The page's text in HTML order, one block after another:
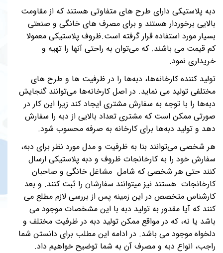
دبه پلاستیکی دارای طرح های متفاوتی هستند که از مقاومت
بالایی برخوردار هستند و برای مصرف های خانگی و صنعتی
بسیار مورد استفاده قرار گرفته است.ظروف پلاستیکی معمولا
کم قیمت می باشند. که می‌توان به راحتی آنها را تهیه و
خریداری نمود.
تولید کننده کارخانه‌ها، دبه‌ها را در ظرفیت ها و طرح های
مختلفی تولید می نماید. در اصل کارخانه‌ها می‌توانند گنجایش
دبه‌ها را با توجه به سفارش مشتری ایجاد کند زیرا این کار در
صورتی ممکن است که مشتری تعداد بالایی از دبه را سفارش
دهد و تولید دبه‌ها برای کارخانه به صرفه محسوب شود.
هر شخصی می‌توانند بنا به ظرفیت و مدل مورد نظر برای دبه،
سفارش خود را به کارخانجات ظروف و دبه پلاستیکی ارسال
کنند حتی هر شخصی که شامل مشاغل خانگی و صاحبان
کارخانجات هستند نیز میتوانند سفارشان را ثبت کنند. و بعد
کارشناس متخصص در این زمینه پس از بررسی لازم مطلع می
کنند که آیا مقدور به تولید دبه با این مشخصات موجود می
باشد یا نه، که در مواقع ممکن تولید دبه در ظرفیت مختلف و
دلخواه موجود می باشد. در ادامه این مطلب برای دانستن شما
راجب، انواع دبه و مصرف آن به شما توضیح خواهیم داد.